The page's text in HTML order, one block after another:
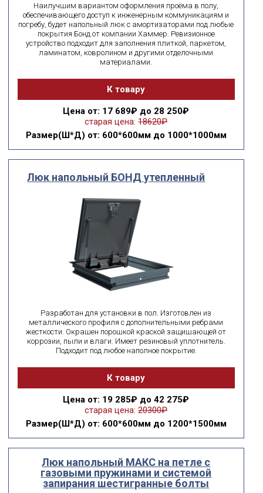
Наилучшим вариантом оформления проёма в полу,
обеспечивающего доступ к инженерным коммуникациям и
погребу, будет напольный люк с амортизаторами под любые
покрытия Бонд от компании Хаммер. Ревизионное
устройство подходит для заполнения плиткой, паркетом,
ламинатом, ковролином и другими отделочными
материалами.
К товару
Цена от: 17 689₽ до 28 250₽
старая цена: 18620₽
Размер(Ш*Д) от: 600*600мм до 1000*1000мм
Люк напольный БОНД утепленный
Разработан для установки в пол. Изготовлен из
металлического профиля с дополнительными ребрами
жесткости. Окрашен порошкой краской защишающей от
коррозии, пыли и влаги. Имеет резиновый уплотнитель.
Подходит под любое наполное покрытие.
К товару
Цена от: 19 285₽ до 42 275₽
старая цена: 20300₽
Размер(Ш*Д) от: 600*600мм до 1200*1500мм
Люк напольный МАКС на петле с
газовыми пружинами и системой
запирания шестигранные болты